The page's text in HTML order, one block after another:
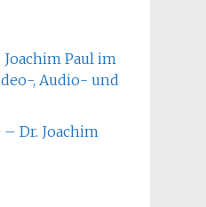
Paul im
, Audio- und
Dr. Joachim